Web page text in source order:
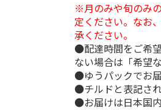
※月のみや旬のみ
定ください。なお
承ください。
●配達時間をご希
ない場合は「希望
●ゆうパックでお届
●チルドと表記さ
●お届けは日本国内